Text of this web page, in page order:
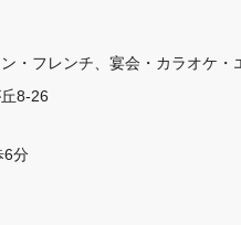
・フレンチ 宴会・カラオケ・
8-26
6分